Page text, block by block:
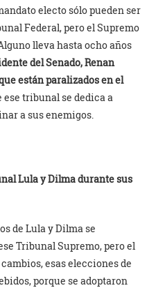
electo sólo pueden ser
Federal, pero el Supremo
lleva hasta ocho años
del Senado, Renan
están paralizados en el
ese tribunal se dedica a
a sus enemigos.
Lula y Dilma durante sus
de Lula y Dilma se
Tribunal Supremo, pero el
esas elecciones de
porque se adoptaron